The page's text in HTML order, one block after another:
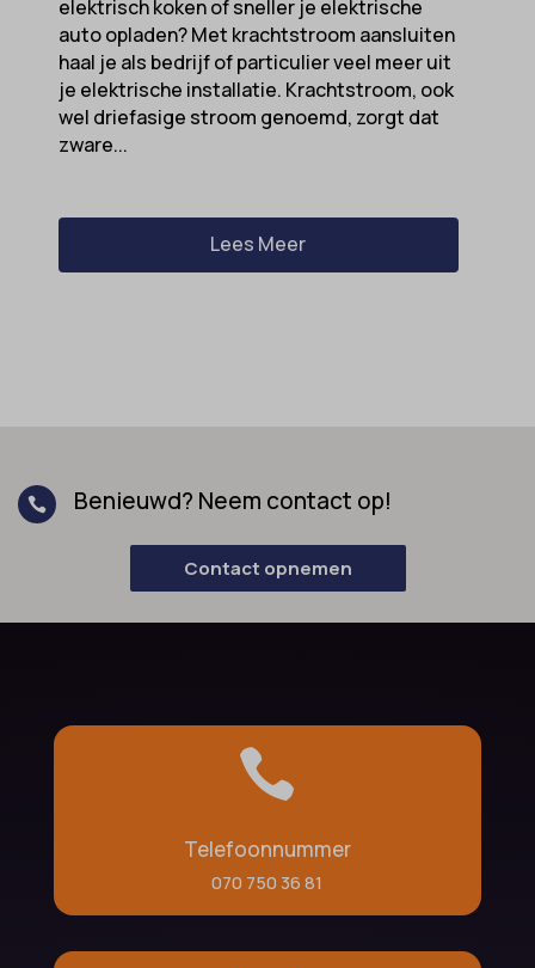
elektrisch koken of sneller je elektrische
auto opladen? Met krachtstroom aansluiten
haal je als bedrijf of particulier veel meer uit
je elektrische installatie. Krachtstroom, ook
wel driefasige stroom genoemd, zorgt dat
zware...
Lees Meer
 Benieuwd? Neem contact op!
Contact opnemen

Telefoonnummer
070 750 36 81